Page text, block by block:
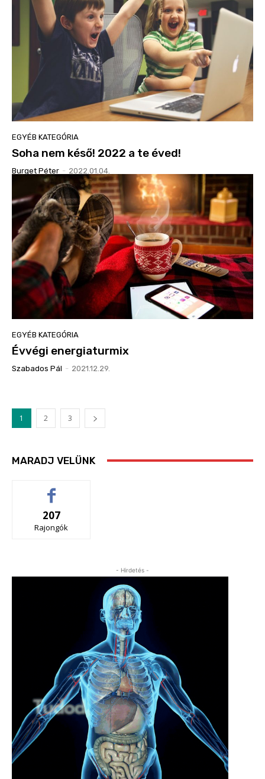
EGYÉB KATEGÓRIA
Soha nem késő! 2022 a te éved!
Burget Péter - 2022.01.04.
EGYÉB KATEGÓRIA
Évvégi energiaturmix
Szabados Pál - 2021.12.29.
1 2 3
MARADJ VELÜNK
207
Rajongók
- Hirdetés -